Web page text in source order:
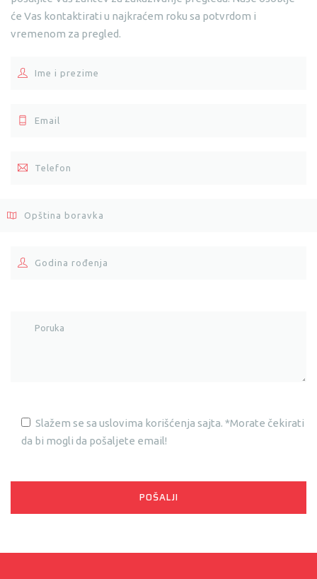
će Vas kontaktirati u najkraćem roku sa potvrdom i
vremenom za pregled.
Slažem se sa uslovima korišćenja sajta. *Morate čekirati
da bi mogli da pošaljete email!